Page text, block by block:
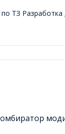
ТЗ Разработка